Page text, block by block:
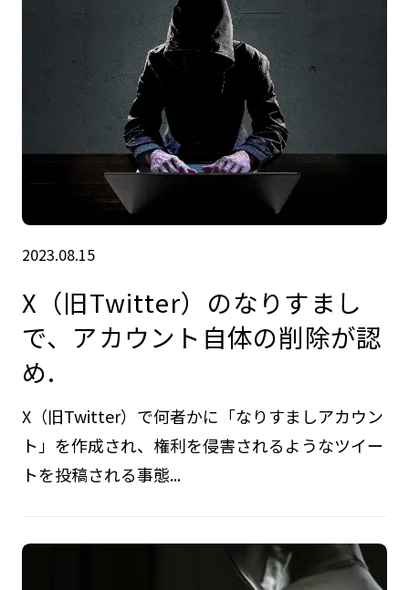
2023.08.15
X（旧Twitter）のなりすまし
で、アカウント自体の削除が認
め.
X（旧Twitter）で何者かに「なりすましアカウン
ト」を作成され、権利を侵害されるようなツイー
トを投稿される事態...